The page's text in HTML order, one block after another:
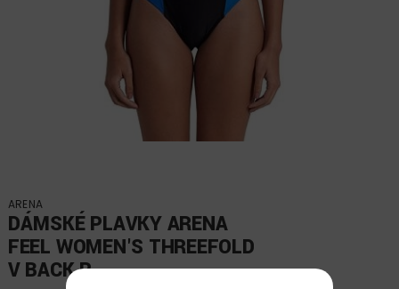
ARENA
DÁMSKÉ PLAVKY ARENA
FEEL WOMEN'S THREEFOLD
V BACK R